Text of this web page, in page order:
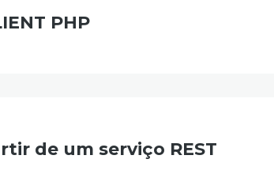
PHP
de um serviço REST